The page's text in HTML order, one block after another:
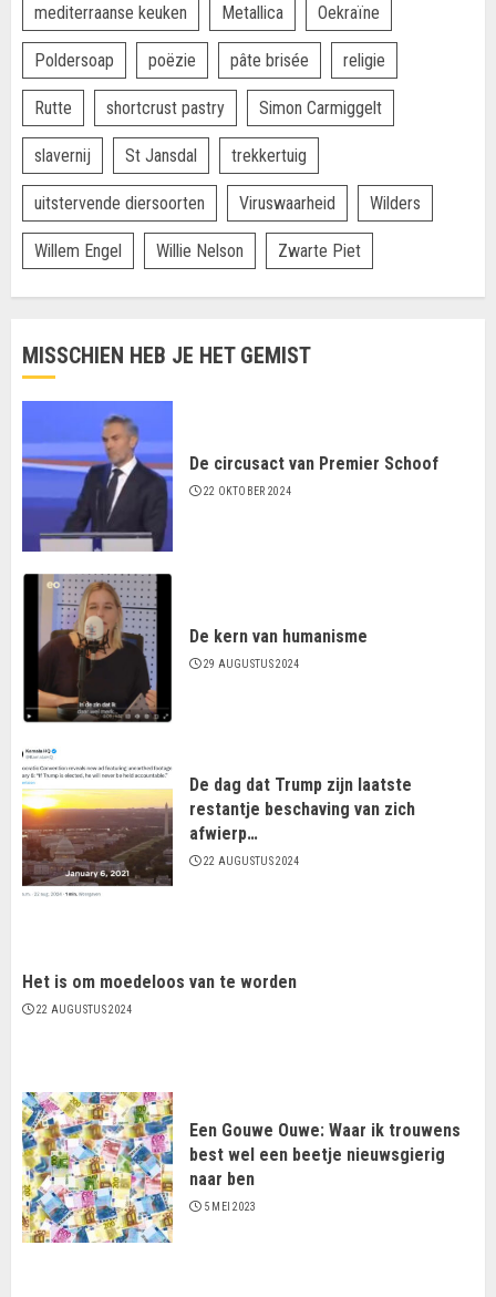
mediterraanse keuken Metallica Oekraïne
Poldersoap poëzie pâte brisée religie
Rutte shortcrust pastry Simon Carmiggelt
slavernij St Jansdal trekkertuig
uitstervende diersoorten Viruswaarheid Wilders
Willem Engel Willie Nelson Zwarte Piet
MISSCHIEN HEB JE HET GEMIST
De circusact van Premier Schoof
22 OKTOBER 2024
De kern van humanisme
29 AUGUSTUS 2024
De dag dat Trump zijn laatste
restantje beschaving van zich
afwierp…
22 AUGUSTUS 2024
Het is om moedeloos van te worden
22 AUGUSTUS 2024
Een Gouwe Ouwe: Waar ik trouwens
best wel een beetje nieuwsgierig
naar ben
5 MEI 2023